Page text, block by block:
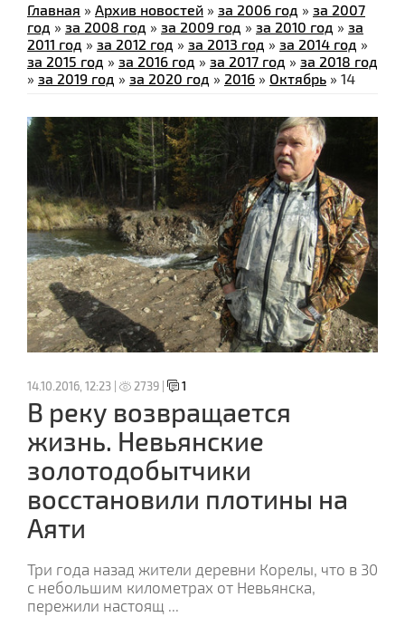
Главная » Архив новостей » за 2006 год » за 2007
год » за 2008 год » за 2009 год » за 2010 год » за
2011 год » за 2012 год » за 2013 год » за 2014 год »
за 2015 год » за 2016 год » за 2017 год » за 2018 год
» за 2019 год » за 2020 год » 2016 » Октябрь » 14
14.10.2016, 12:23 | 2739 | 1
В реку возвращается
жизнь. Невьянские
золотодобытчики
восстановили плотины на
Аяти
Три года назад жители деревни Корелы, что в 30
с небольшим километрах от Невьянска,
пережили настоящ ...